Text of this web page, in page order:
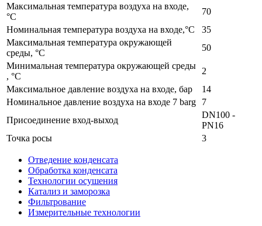
Максимальная температура воздуха на входе,
°C
70
Номинальная температура воздуха на входе,°C
35
Максимальная температура окружающей
среды, °C
50
Минимальная температура окружающей среды
, °C
2
Максимальное давление воздуха на входе, бар
14
Номинальное давление воздуха на входе 7 barg
7
Присоединение вход-выход
DN100 -
PN16
Точка росы
3
Отведение конденсата
Обработка конденсата
Технологии осушения
Катализ и заморозка
Фильтрование
Измерительные технологии